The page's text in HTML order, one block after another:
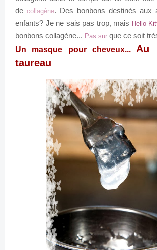
de collagène. Des bonbons destinés aux
enfants? Je ne sais pas trop, mais Hello
bonbons collagène... Pas sur que ce soit
Un masque pour cheveux... Au
taureau